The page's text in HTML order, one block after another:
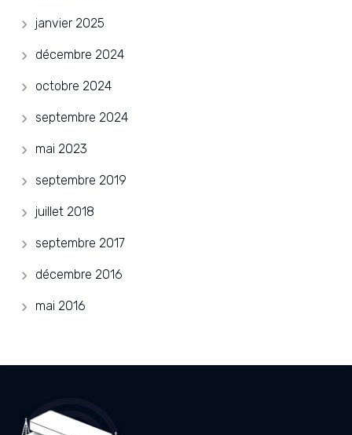
janvier 2025
décembre 2024
octobre 2024
septembre 2024
mai 2023
septembre 2019
juillet 2018
septembre 2017
décembre 2016
mai 2016